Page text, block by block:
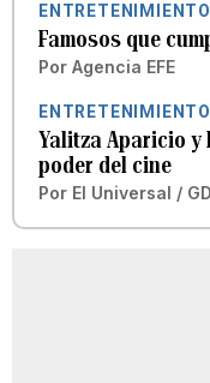
ENTRETENIMIENTO
Famosos que
Por Agencia EFE
ENTRETENIMIENTO
Yalitza Aparicio y
poder del cine
Por El Universal /